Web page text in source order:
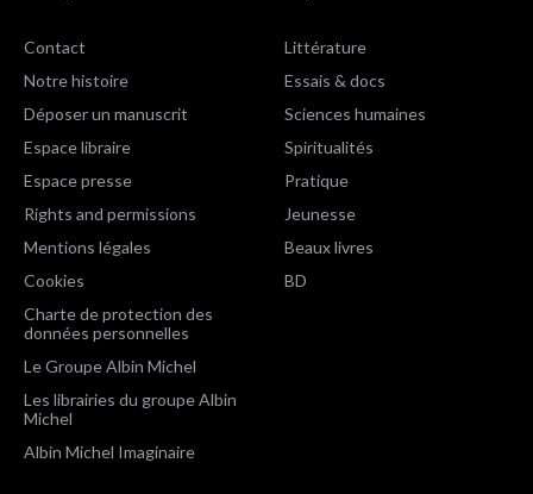
Contact
Notre histoire
Déposer un manuscrit
Espace libraire
Espace presse
Rights and permissions
Mentions légales
Cookies
Charte de protection des
données personnelles
Le Groupe Albin Michel
Les librairies du groupe Albin
Michel
Albin Michel Imaginaire
Littérature
Essais & docs
Sciences humaines
Spiritualités
Pratique
Jeunesse
Beaux livres
BD